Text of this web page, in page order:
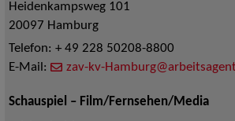
Heidenkampsweg 101
20097 Hamburg
Telefon: + 49 228 50208-8800
E-Mail:
zav-kv-
Schauspiel – Film/Fernsehen/Media